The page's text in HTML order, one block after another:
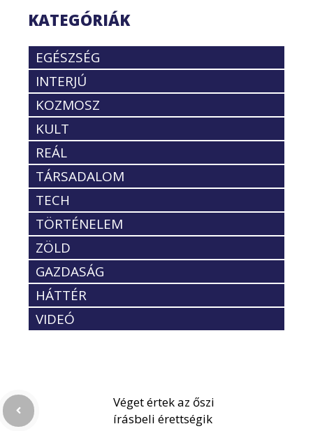
KATEGÓRIÁK
EGÉSZSÉG
INTERJÚ
KOZMOSZ
KULT
REÁL
TÁRSADALOM
TECH
TÖRTÉNELEM
ZÖLD
GAZDASÁG
HÁTTÉR
VIDEÓ
Véget értek az őszi
írásbeli érettségik